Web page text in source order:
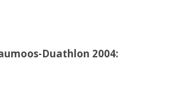
Duathlon 2004: